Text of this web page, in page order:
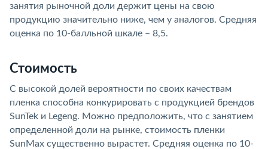
занятия рыночной доли держит цены на свою
продукцию значительно ниже, чем у аналогов. Средняя
оценка по 10-балльной шкале – 8,5.
Стоимость
С высокой долей вероятности по своих качествам
пленка способна конкурировать с продукцией брендов
SunTek и Legeng. Можно предположить, что с занятием
определенной доли на рынке, стоимость пленки
SunMax существенно вырастет. Средняя оценка по 10-